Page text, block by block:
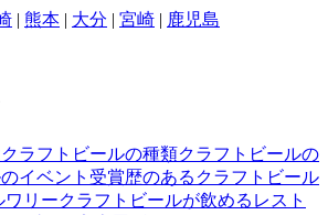
| 熊本 | 大分 | 宮崎 | 鹿児島
クラフトビールの種類クラフトビールの
イベント 受賞歴のあるクラフトビール
ワリークラフトビールが飲めるレスト